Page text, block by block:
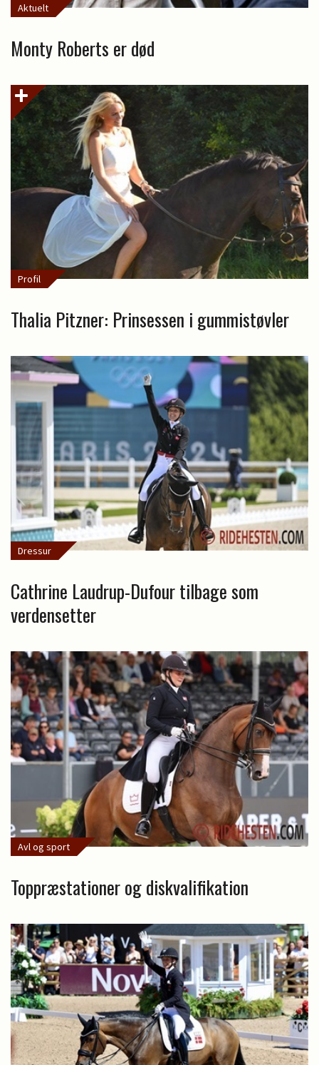
Aktuelt
Monty Roberts er død
Profil
Thalia Pitzner: Prinsessen i gummistøvler
Dressur
Cathrine Laudrup-Dufour tilbage som
verdensetter
Avl og sport
Toppræstationer og diskvalifikation